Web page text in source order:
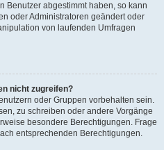
Benutzer abgestimmt haben, so kann
oder Administratoren geändert oder
von laufenden Umfragen
nicht zugreifen?
oder Gruppen vorbehalten sein.
zu schreiben oder andere Vorgänge
besondere Berechtigungen. Frage
entsprechenden Berechtigungen.